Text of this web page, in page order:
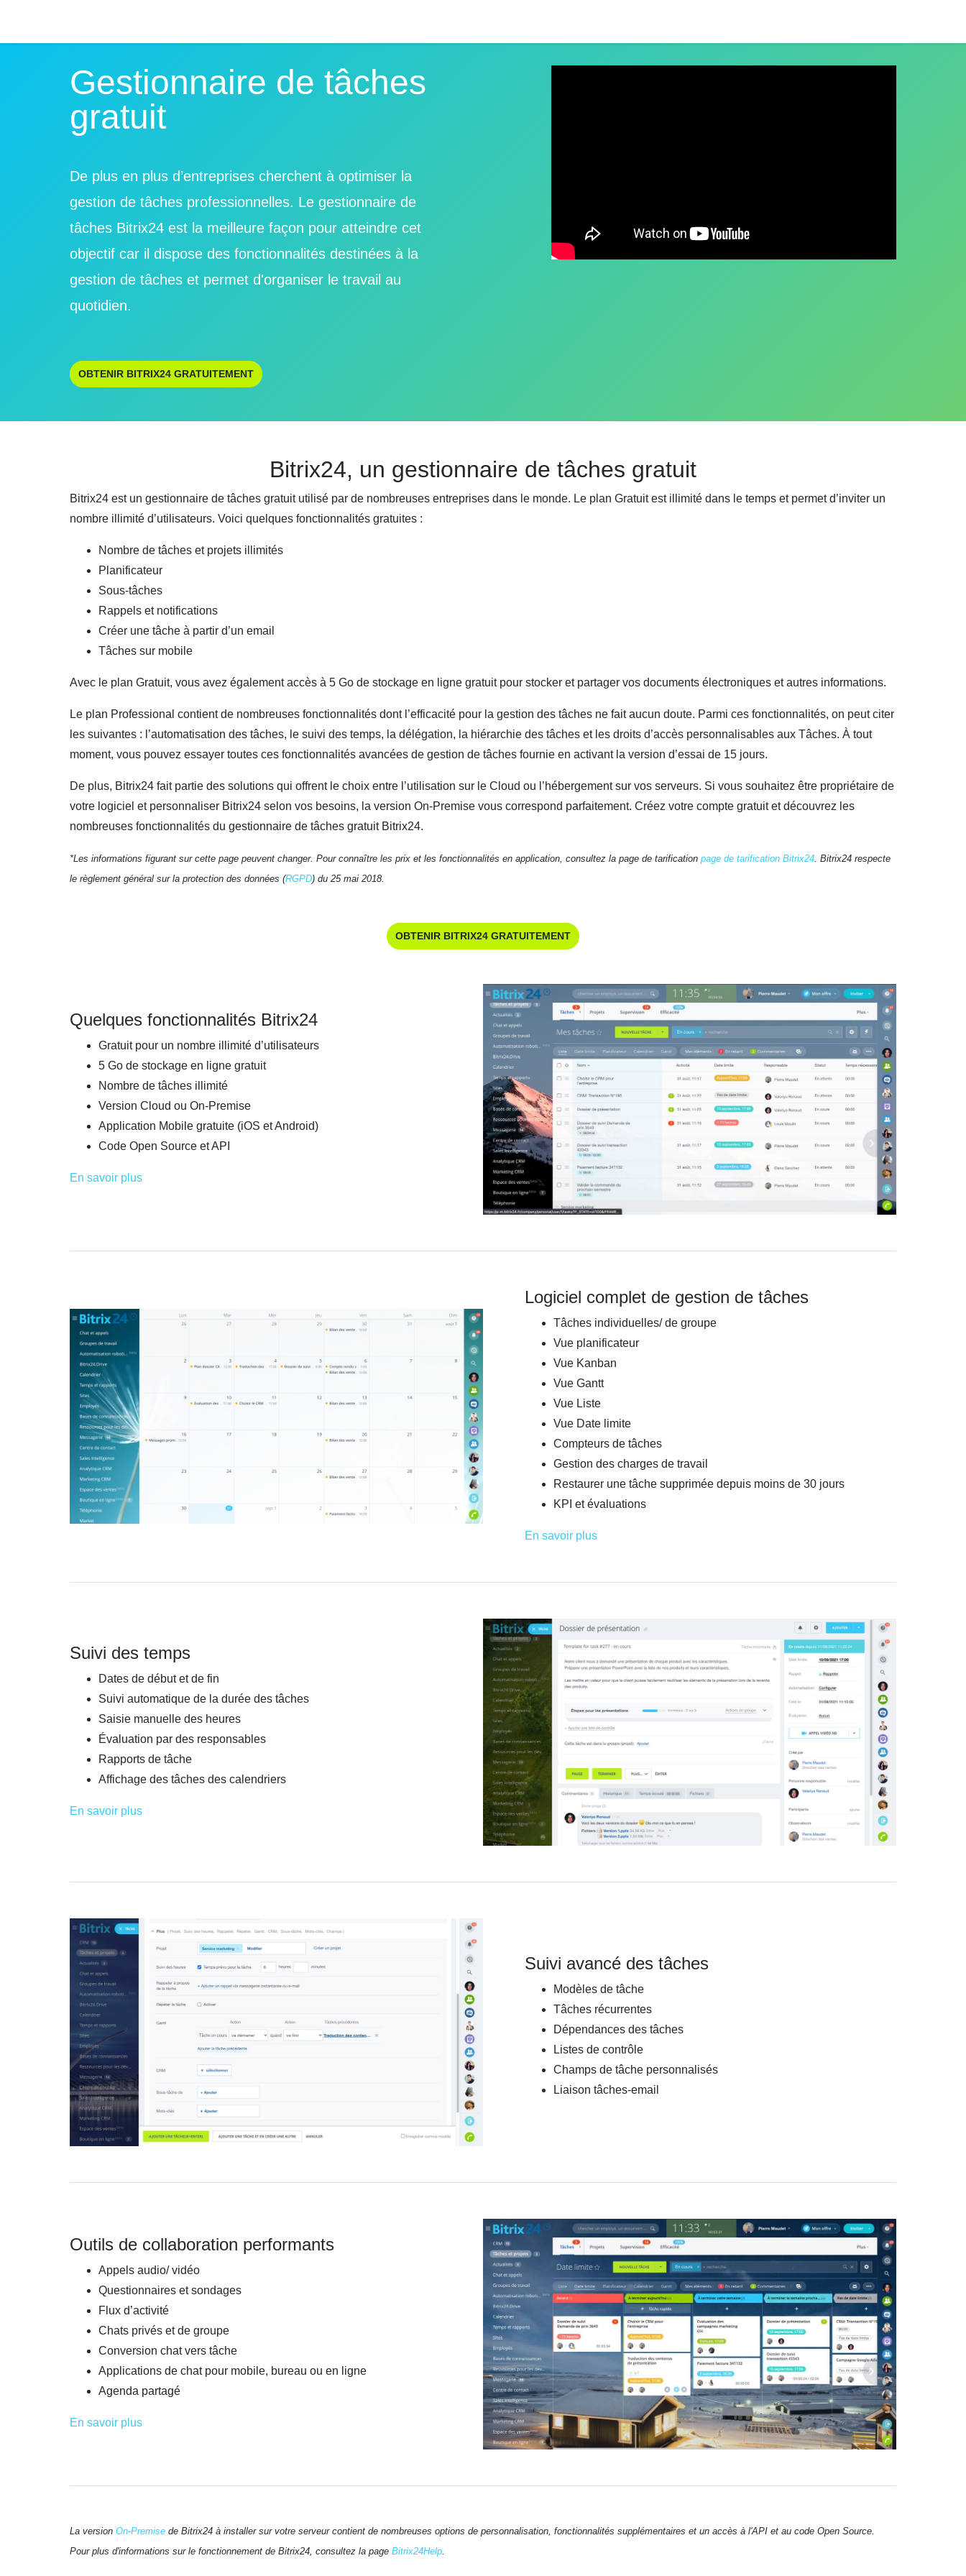
Gestionnaire de tâches
gratuit
De plus en plus d’entreprises cherchent à optimiser la
gestion de tâches professionnelles. Le gestionnaire de
tâches Bitrix24 est la meilleure façon pour atteindre cet
objectif car il dispose des fonctionnalités destinées à la
gestion de tâches et permet d'organiser le travail au
quotidien.
OBTENIR BITRIX24 GRATUITEMENT
Bitrix24, un gestionnaire de tâches gratuit
Bitrix24 est un gestionnaire de tâches gratuit utilisé par de nombreuses entreprises dans le monde. Le plan Gratuit est illimité dans le temps et permet d’inviter un
nombre illimité d’utilisateurs. Voici quelques fonctionnalités gratuites :
Nombre de tâches et projets illimités
Planificateur
Sous-tâches
Rappels et notifications
Créer une tâche à partir d’un email
Tâches sur mobile
Avec le plan Gratuit, vous avez également accès à 5 Go de stockage en ligne gratuit pour stocker et partager vos documents électroniques et autres informations.
Le plan Professional contient de nombreuses fonctionnalités dont l’efficacité pour la gestion des tâches ne fait aucun doute. Parmi ces fonctionnalités, on peut citer
les suivantes : l’automatisation des tâches, le suivi des temps, la délégation, la hiérarchie des tâches et les droits d’accès personnalisables aux Tâches. À tout
moment, vous pouvez essayer toutes ces fonctionnalités avancées de gestion de tâches fournie en activant la version d’essai de 15 jours.
De plus, Bitrix24 fait partie des solutions qui offrent le choix entre l’utilisation sur le Cloud ou l’hébergement sur vos serveurs. Si vous souhaitez être propriétaire de
votre logiciel et personnaliser Bitrix24 selon vos besoins, la version On-Premise vous correspond parfaitement. Créez votre compte gratuit et découvrez les
nombreuses fonctionnalités du gestionnaire de tâches gratuit Bitrix24.
*Les informations figurant sur cette page peuvent changer. Pour connaître les prix et les fonctionnalités en application, consultez la page de tarification page de tarification Bitrix24. Bitrix24 respecte
le règlement général sur la protection des données (RGPD) du 25 mai 2018.
OBTENIR BITRIX24 GRATUITEMENT
Quelques fonctionnalités Bitrix24
Gratuit pour un nombre illimité d’utilisateurs
5 Go de stockage en ligne gratuit
Nombre de tâches illimité
Version Cloud ou On-Premise
Application Mobile gratuite (iOS et Android)
Code Open Source et API
En savoir plus
Logiciel complet de gestion de tâches
Tâches individuelles/ de groupe
Vue planificateur
Vue Kanban
Vue Gantt
Vue Liste
Vue Date limite
Compteurs de tâches
Gestion des charges de travail
Restaurer une tâche supprimée depuis moins de 30 jours
KPI et évaluations
En savoir plus
Suivi des temps
Dates de début et de fin
Suivi automatique de la durée des tâches
Saisie manuelle des heures
Évaluation par des responsables
Rapports de tâche
Affichage des tâches des calendriers
En savoir plus
Suivi avancé des tâches
Modèles de tâche
Tâches récurrentes
Dépendances des tâches
Listes de contrôle
Champs de tâche personnalisés
Liaison tâches-email
Outils de collaboration performants
Appels audio/ vidéo
Questionnaires et sondages
Flux d’activité
Chats privés et de groupe
Conversion chat vers tâche
Applications de chat pour mobile, bureau ou en ligne
Agenda partagé
En savoir plus
La version On-Premise de Bitrix24 à installer sur votre serveur contient de nombreuses options de personnalisation, fonctionnalités supplémentaires et un accès à l'API et au code Open Source.
Pour plus d'informations sur le fonctionnement de Bitrix24, consultez la page Bitrix24Help